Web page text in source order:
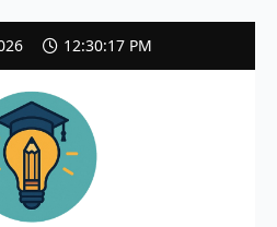
12:30:19 PM